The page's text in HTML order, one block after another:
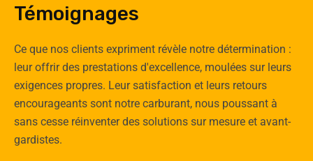
Témoignages
Ce que nos clients expriment révèle notre détermination :
leur offrir des prestations d'excellence, moulées sur leurs
exigences propres. Leur satisfaction et leurs retours
encourageants sont notre carburant, nous poussant à
sans cesse réinventer des solutions sur mesure et avant-
gardistes.